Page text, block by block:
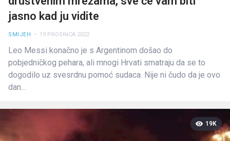
jasno kad ju vidite
SMIJEH • 19 PROSINCA 2022
Leo Messi konačno je s Argentinom došao do
pobjedničkog pehara, ali mnogi Hrvati smatraju da se to
dogodilo uz svesrdnu pomoć sudaca. Nije ni čudo da je ovo
dan...
19K